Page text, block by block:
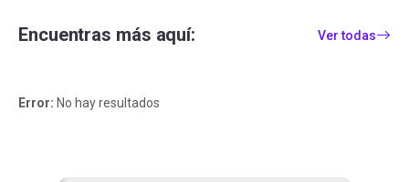
Encuentras más aquí: Ver todas
Error: No hay resultados